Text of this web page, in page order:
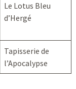
Le Lotus Bleu
d’Hergé
Tapisserie de
l’Apocalypse